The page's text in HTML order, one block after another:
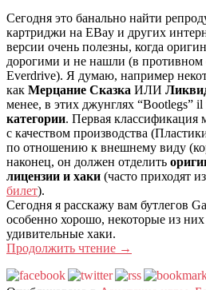
Сегодня это банально найти
картриджи на EBay и других
версии очень полезны, когда
дорогими и не нашли (в противном
Everdrive). Я думаю, например
как Мерцание Сказка ИЛИ
менее, в этих джунглях “Bootlegs”
категории. Первая
с качеством производства
по отношению к внешнему виду
наконец, он должен отделить
лицензии и хаки (часто приходят
билет).
Сегодня я расскажу вам бутлегов
особенно хорошо, некоторые из
удивительные хаки.
Продолжить чтение →